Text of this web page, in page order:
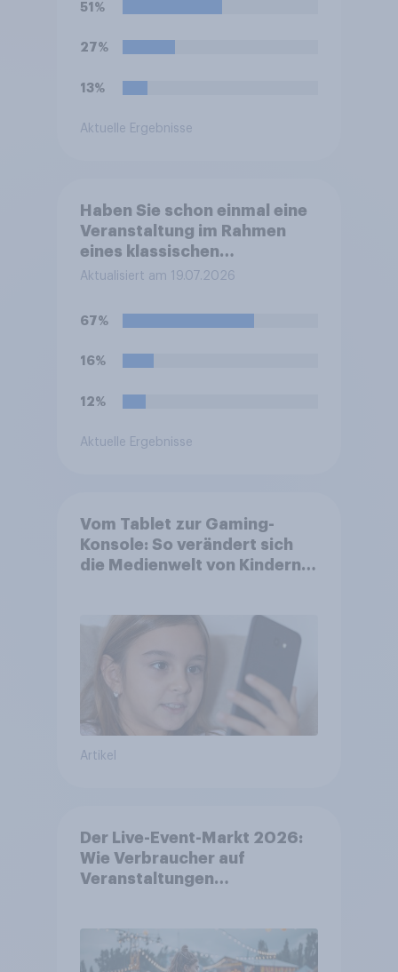
51%
27%
13%
Aktuelle Ergebnisse
Haben Sie schon einmal eine
Veranstaltung im Rahmen
eines klassischen
Musikfestivals besucht,
Salzburger Festspielen, den
Bayreuther Festspielen, den
BBC Proms oder dem Lucerne
Aktualisiert am 19.07.2026
67%
16%
12%
Aktuelle Ergebnisse
Vom Tablet zur Gaming-
Konsole: So verändert sich
die Medienwelt von Kindern
Artikel
Der Live-Event-Markt 2026:
Wie Verbraucher auf
Veranstaltungen